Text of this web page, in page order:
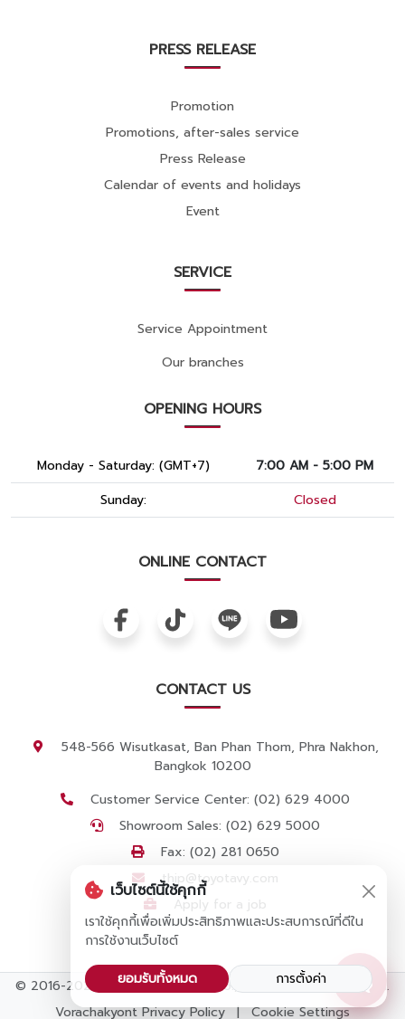
เว็บไซต์นี้ใช้คุกกี้
เราใช้คุกกี้เพื่อเพิ่มประสิทธิภาพและประสบการณ์ที่ดีใน
การใช้งานเว็บไซต์
ยอมรับทั้งหมด
การตั้งค่า
PRESS RELEASE
Promotion
Promotions, after-sales service
Press Release
Calendar of events and holidays
Event
SERVICE
Service Appointment
Our branches
OPENING HOURS
Monday - Saturday: (GMT+7)
7:00 AM - 5:00 PM
Sunday:
Closed
ONLINE CONTACT
CONTACT US
548-566 Wisutkasat, Ban Phan Thom, Phra Nakhon,
Bangkok 10200
Customer Service Center: (02) 629 4000
Showroom Sales: (02) 629 5000
Fax: (02) 281 0650
thip@toyotavy.com
Apply for a job
© 2016-2025 by Vorachak Yont Co., Ltd. All Rights Reserved.
Vorachakyont Privacy Policy
| Cookie Settings